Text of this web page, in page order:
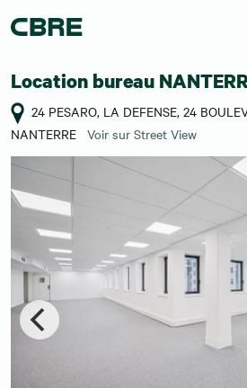
Location bureau
24 PESARO, LA DEFENSE, 24
NANTERRE Voir sur Street View